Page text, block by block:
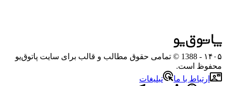
۱۴۰۵
- 1388 © تمامی حقوق مطالب و قالب برای سایت پاتوق‌یو
محفوظ است.
ارتباط با ما
تبلیغات